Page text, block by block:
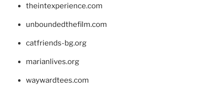
theintexperience.com
unboundedthefilm.com
catfriends-bg.org
marianlives.org
waywardtees.com